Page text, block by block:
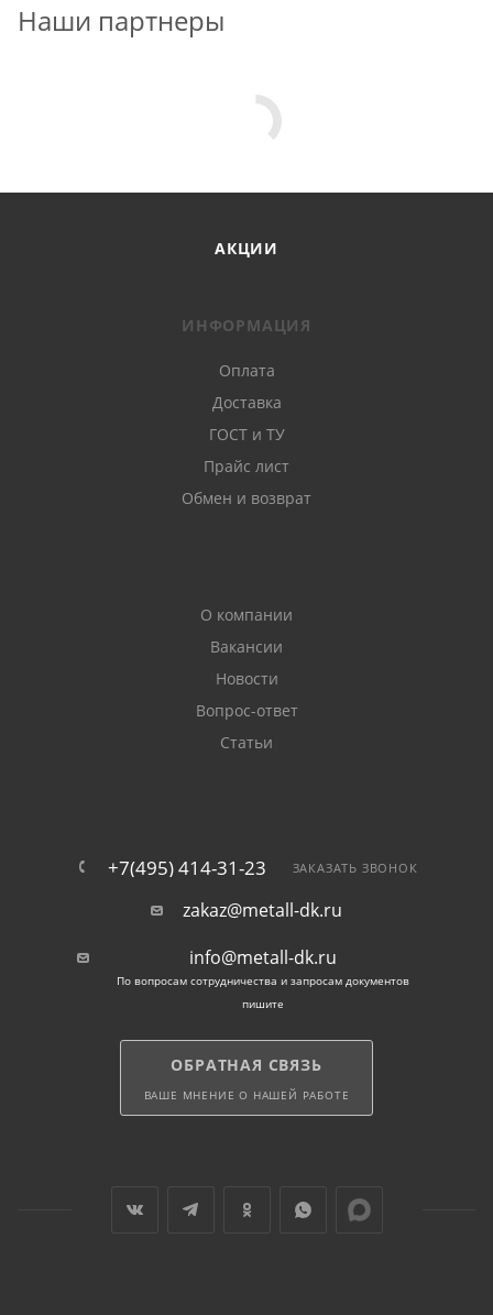
Наши партнеры
АКЦИИ
ИНФОРМАЦИЯ
Оплата
Доставка
ГОСТ и ТУ
Прайс лист
Обмен и возврат
О компании
Вакансии
Новости
Вопрос-ответ
Статьи
+7(495) 414-31-23 ЗАКАЗАТЬ ЗВОНОК
zakaz@metall-dk.ru
info@metall-dk.ru
По вопросам сотрудничества и запросам документов
пишите
ОБРАТНАЯ СВЯЗЬ
ВАШЕ МНЕНИЕ О НАШЕЙ РАБОТЕ